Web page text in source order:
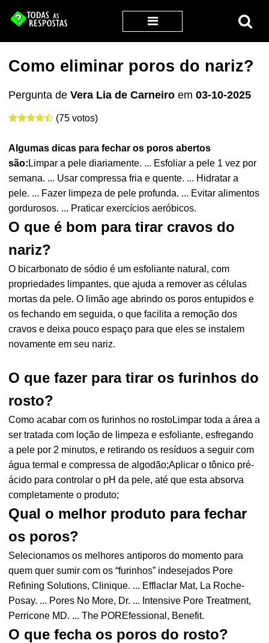
Como eliminar poros do nariz?
Pergunta deVera Lia de Carneiro em03-10-2025
(75 votos)
Algumas dicas para fechar os poros abertos
são: Limpar a pele diariamente. ... Esfoliar a pele 1 vez por
semana. ... Usar compressa fria e quente. ... Hidratar a
pele. ... Fazer limpeza de pele profunda. ... Evitar alimentos
gordurosos. ... Praticar exercícios aeróbicos.
O que é bom para tirar cravos do
nariz?
O bicarbonato de sódio é um esfoliante natural, com
propriedades limpantes, que ajuda a remover as células
mortas da pele. O limão age abrindo os poros entupidos e
os fechando em seguida, o que facilita a remoção dos
cravos e deixa pouco espaço para que eles se instalem
novamente em seu nariz.
O que fazer para tirar os furinhos do
rosto?
Como acabar com os furinhos no rostoLimpar toda a área a
ser tratada com loção de limpeza e esfoliante, esfregando
a pele por 2 minutos, e retirando os resíduos a seguir com
água termal e compressa de algodão;Aplicar o tônico pré-
ácido para controlar o pH da pele, até que esta absorva
completamente o produto;
Qual o melhor produto para fechar
os poros?
Selecionamos os melhores antiporos do momento para
quem quer sumir com os “furinhos” indesejados Pore
Refining Solutions, Clinique. ... Efflaclar Mat, La Roche-
Posay. ... Pores No More, Dr. ... Intensive Pore Treatment,
Perricone MD. ... The POREfessional, Benefit.
O que fecha os poros do rosto?